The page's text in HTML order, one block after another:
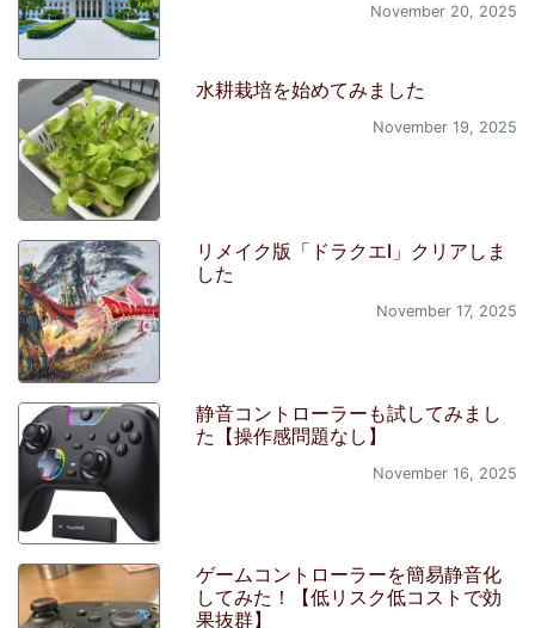
November 20, 2025
水耕栽培を始めてみました
November 19, 2025
リメイク版「ドラクエI」クリアしま
した
November 17, 2025
静音コントローラーも試してみまし
た【操作感問題なし】
November 16, 2025
ゲームコントローラーを簡易静音化
してみた！【低リスク低コストで効
果抜群】